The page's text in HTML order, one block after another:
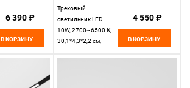
6 390 ₽
В КОРЗИНУ
Трековый
светильник LED
10W, 2700~6500 К,
30,1*4,3*2,2 см,
4 550 ₽
В КОРЗИНУ